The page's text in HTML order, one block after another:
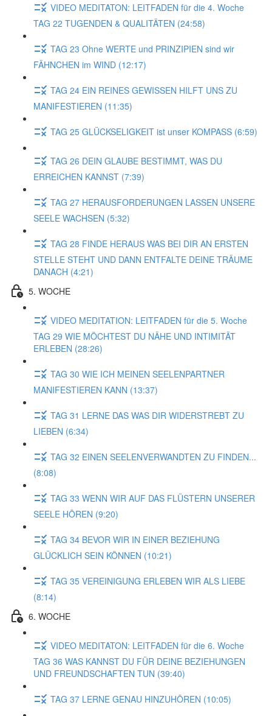
VIDEO MEDITATON: LEITFADEN für die 4. Woche
TAG 22 TUGENDEN & QUALITÄTEN (24:58)
TAG 23 Ohne WERTE und PRINZIPIEN sind wir
FÄHNCHEN im WIND (12:17)
TAG 24 EIN REINES GEWISSEN HILFT UNS ZU
MANIFESTIEREN (11:35)
TAG 25 GLÜCKSELIGKEIT ist unser KOMPASS (6:59)
TAG 26 DEIN GLAUBE BESTIMMT, WAS DU
ERREICHEN KANNST (7:39)
TAG 27 HERAUSFORDERUNGEN LASSEN UNSERE
SEELE WACHSEN (5:32)
TAG 28 FINDE HERAUS WAS BEI DIR AN ERSTEN
STELLE STEHT UND DANN ENTFALTE DEINE TRÄUME
DANACH (4:21)
5. WOCHE
VIDEO MEDITATION: LEITFADEN für die 5. Woche
TAG 29 WIE MÖCHTEST DU NÄHE UND INTIMITÄT
ERLEBEN (28:26)
TAG 30 WIE ICH MEINEN SEELENPARTNER
MANIFESTIEREN KANN (13:37)
TAG 31 LERNE DAS WAS DIR WIDERSTREBT ZU
LIEBEN (6:34)
TAG 32 EINEN SEELENVERWANDTEN ZU FINDEN...
(8:08)
TAG 33 WENN WIR AUF DAS FLÜSTERN UNSERER
SEELE HÖREN (9:20)
TAG 34 BEVOR WIR IN EINER BEZIEHUNG
GLÜCKLICH SEIN KÖNNEN (10:21)
TAG 35 VEREINIGUNG ERLEBEN WIR ALS LIEBE
(8:14)
6. WOCHE
VIDEO MEDITATON: LEITFADEN für die 6. Woche
TAG 36 WAS KANNST DU FÜR DEINE BEZIEHUNGEN
UND FREUNDSCHAFTEN TUN (39:40)
TAG 37 LERNE GENAU HINZUHÖREN (10:05)